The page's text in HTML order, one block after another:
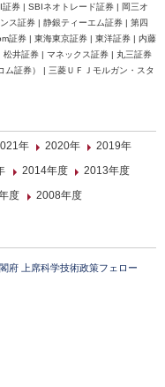
券 | SBIネオトレード証券 | 岡三オ
ス証券 | 静銀ティーエム証券 | 第四
証券 | 東海東京証券 | 東洋証券 | 内藤
井証券 | マネックス証券 | 丸三証券
証券） | 三菱ＵＦＪモルガン・スタ
年 2020年
2019年
2014年度
2013年度
度 2008年度
府 上席科学技術政策フェロー